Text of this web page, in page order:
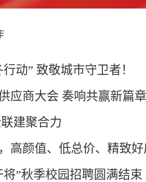
动” 致敬城市守卫者！
应商大会 奏响共赢新篇章
建聚合力
高颜值、低总价、精致
”秋季校园招聘圆满结束